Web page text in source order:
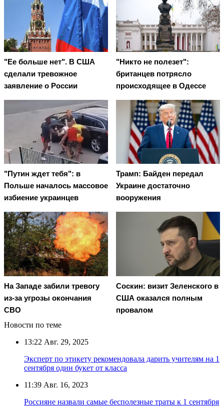
"Ее больше нет". В США
сделали тревожное
заявление о России
"Никто не полезет":
британцев потрясло
происходящее в Одессе
"Путин ждет тебя": в
Польше началось массовое
избиение украинцев
Трамп: Байден передал
Украине достаточно
вооружения
На Западе забили тревогу
из-за угрозы окончания
СВО
Соскин: визит Зеленского в
США оказался полным
провалом
Новости по теме
13:22 Авг. 29, 2025
Эксперт по этикету рекомендовала дарить учителям на 1
сентября один букет от класса
11:39 Авг. 16, 2023
Россияне назвали самые бесполезные траты к 1 сентября